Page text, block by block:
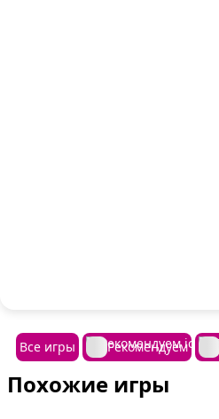
Все игры Рекомендуем
Похожие игры